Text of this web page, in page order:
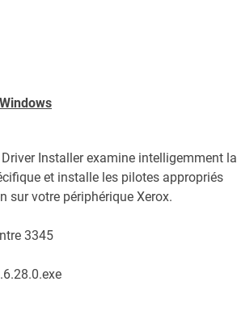
Installer examine intelligemment la
et installe les pilotes appropriés
sur votre périphérique Xerox.
3345